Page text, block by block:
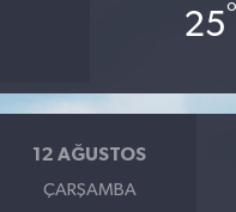
25°
12 AĞUSTOS
ÇARŞAMBA